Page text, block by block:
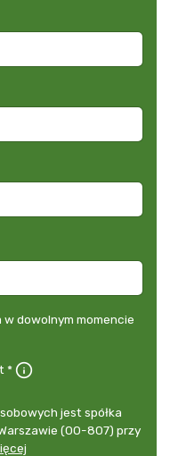
dowolnym momencie
*
jest spółka
(00-807) przy